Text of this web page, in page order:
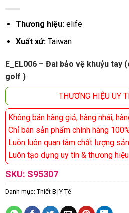
Thương hiệu:elife
Xuất xứ: Taiwan
E_EL006 – Đai bảo vệ khuỷu tay
golf )
THƯƠNG HIỆU UY
Không bán hàng giả, hàng nhái,
Chỉ bán sản phẩm chính hãng
Luôn luôn quan tâm chất lượng
Luôn tạo dựng uy tín & thương hiệu
SKU: S95307
Danh mục: Thiết Bị Y Tế